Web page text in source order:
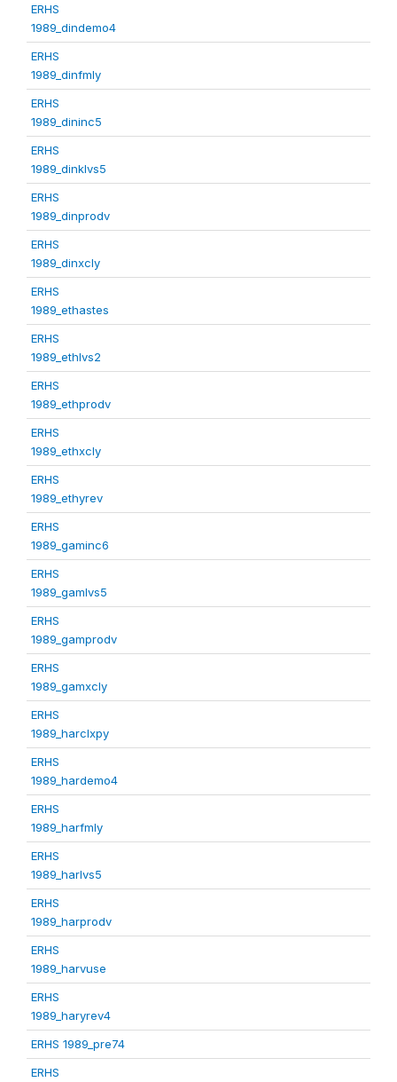
ERHS
1989_dindemo4
ERHS
1989_dinfmly
ERHS
1989_dininc5
ERHS
1989_dinklvs5
ERHS
1989_dinprodv
ERHS
1989_dinxcly
ERHS
1989_ethastes
ERHS
1989_ethlvs2
ERHS
1989_ethprodv
ERHS
1989_ethxcly
ERHS
1989_ethyrev
ERHS
1989_gaminc6
ERHS
1989_gamlvs5
ERHS
1989_gamprodv
ERHS
1989_gamxcly
ERHS
1989_harclxpy
ERHS
1989_hardemo4
ERHS
1989_harfmly
ERHS
1989_harlvs5
ERHS
1989_harprodv
ERHS
1989_harvuse
ERHS
1989_haryrev4
ERHS 1989_pre74
ERHS